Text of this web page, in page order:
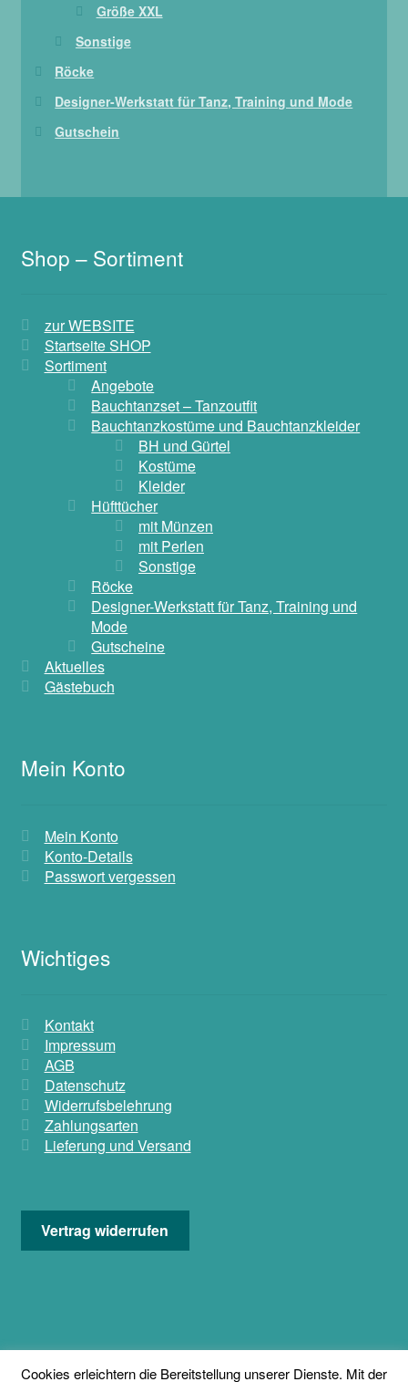
Größe XXL
Sonstige
Röcke
Designer-Werkstatt für Tanz, Training und Mode
Gutschein
Shop – Sortiment
zur WEBSITE
Startseite SHOP
Sortiment
Angebote
Bauchtanzset – Tanzoutfit
Bauchtanzkostüme und Bauchtanzkleider
BH und Gürtel
Kostüme
Kleider
Hüfttücher
mit Münzen
mit Perlen
Sonstige
Röcke
Designer-Werkstatt für Tanz, Training und
Mode
Gutscheine
Aktuelles
Gästebuch
Mein Konto
Mein Konto
Konto-Details
Passwort vergessen
Wichtiges
Kontakt
Impressum
AGB
Datenschutz
Widerrufsbelehrung
Zahlungsarten
Lieferung und Versand
Vertrag widerrufen
© KADISHA * Exclusive Bauchtanzmode 2026
Cookies erleichtern die Bereitstellung unserer Dienste. Mit der